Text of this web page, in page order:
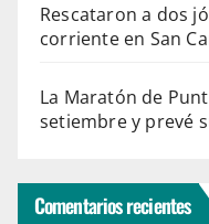
Rescataron a dos
corriente en San
La Maratón de
setiembre y prevé
Comentarios recientes